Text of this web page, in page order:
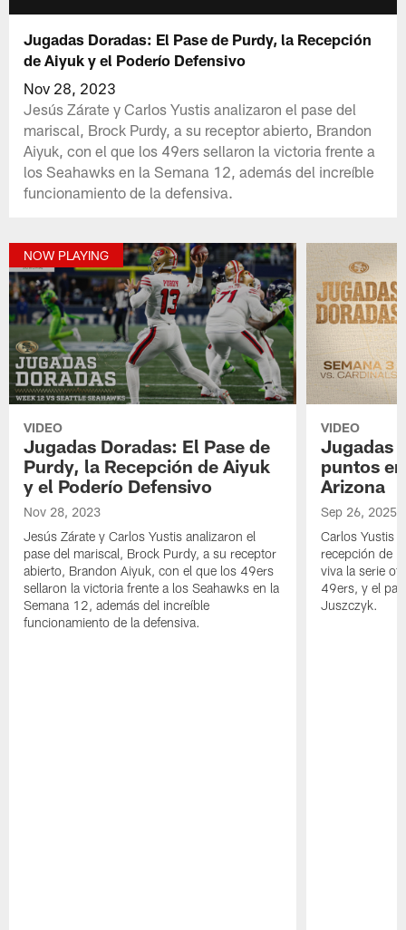
Jugadas Doradas: El Pase de Purdy, la Recepción
de Aiyuk y el Poderío Defensivo
Nov 28, 2023
Jesús Zárate y Carlos Yustis analizaron el pase del
mariscal, Brock Purdy, a su receptor abierto, Brandon
Aiyuk, con el que los 49ers sellaron la victoria frente a
los Seahawks en la Semana 12, además del increíble
funcionamiento de la defensiva.
NOW PLAYING
VIDEO
Jugadas Doradas: El Pase de
Purdy, la Recepción de Aiyuk
y el Poderío Defensivo
Nov 28, 2023
Jesús Zárate y Carlos Yustis analizaron el
pase del mariscal, Brock Purdy, a su receptor
abierto, Brandon Aiyuk, con el que los 49ers
sellaron la victoria frente a los Seahawks en la
Semana 12, además del increíble
funcionamiento de la defensiva.
VIDEO
Jugadas
puntos
Arizona
Sep 26, 2025
Carlos Yustis
recepción de
viva la serie
49ers, y el
Juszczyk.